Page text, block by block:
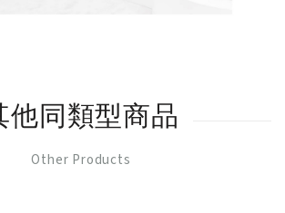
他同類型商品
Other Products